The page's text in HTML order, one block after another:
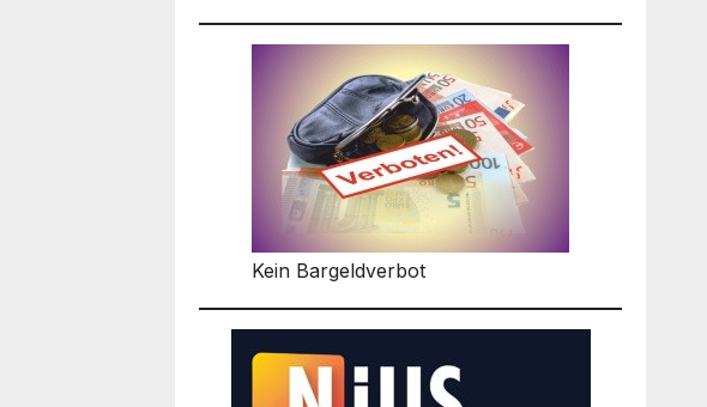
Kein Bargeldverbot